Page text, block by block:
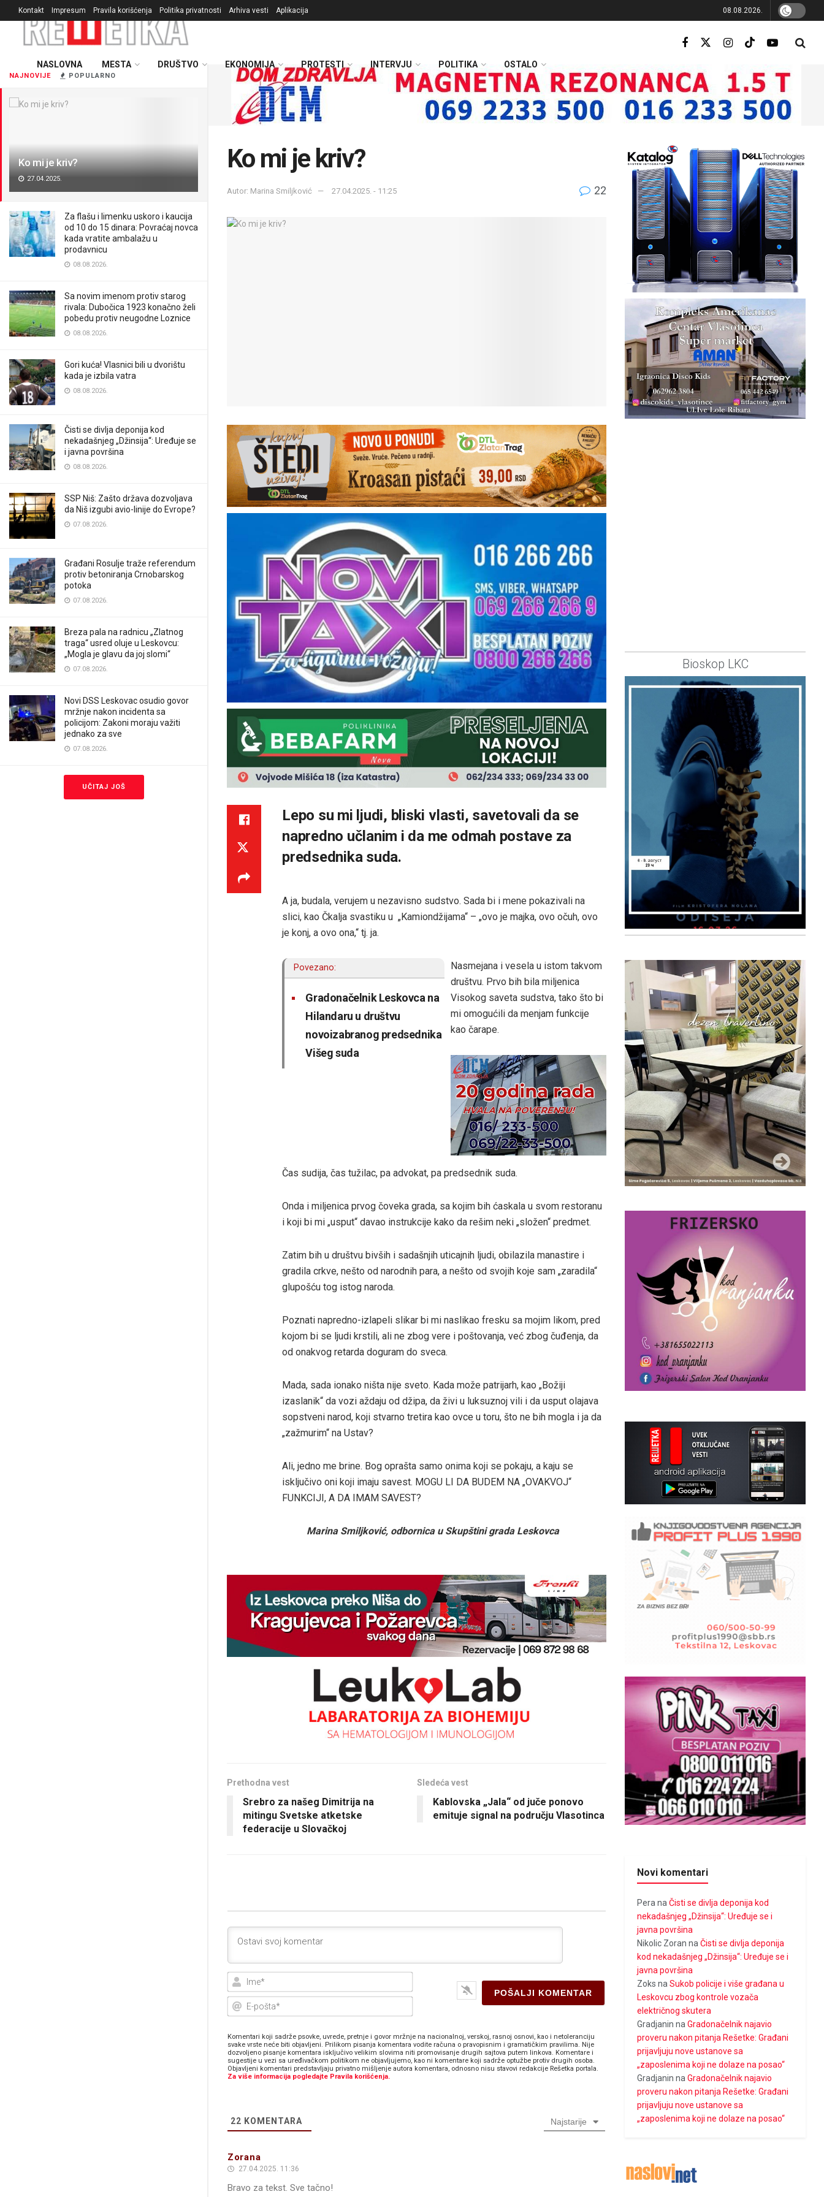
NAJNOVIJE POPULARNO
Ko mi je kriv?
27.04.2025.
Za flašu i limenku uskoro i kaucija
od 10 do 15 dinara: Povraćaj novca
kada vratite ambalažu u
prodavnicu
08.08.2026.
Sa novim imenom protiv starog
rivala: Dubočica 1923 konačno želi
pobedu protiv neugodne Loznice
08.08.2026.
Gori kuća! Vlasnici bili u dvorištu
kada je izbila vatra
08.08.2026.
Čisti se divlja deponija kod
nekadašnjeg „Džinsija“: Uređuje se
i javna površina
08.08.2026.
SSP Niš: Zašto država dozvoljava
da Niš izgubi avio-linije do Evrope?
07.08.2026.
Građani Rosulje traže referendum
protiv betoniranja Crnobarskog
potoka
07.08.2026.
Breza pala na radnicu „Zlatnog
traga“ usred oluje u Leskovcu:
„Mogla je glavu da joj slomi“
07.08.2026.
Novi DSS Leskovac osudio govor
mržnje nakon incidenta sa
policijom: Zakoni moraju važiti
jednako za sve
07.08.2026.
UČITAJ JOŠ
Kontakt Impresum Pravila korišćenja Politika privatnosti Arhiva vesti Aplikacija 08.08.2026.
NASLOVNA MESTA DRUŠTVO EKONOMIJA PROTESTI INTERVJU POLITIKA OSTALO
Ko mi je kriv?
Autor: Marina Smiljković 27.04.2025. - 11:25 22
Lepo su mi ljudi, bliski vlasti, savetovali da se
napredno učlanim i da me odmah postave za
predsednika suda.
A ja, budala, verujem u nezavisno sudstvo. Sada bi i mene pokazivali na
slici, kao Čkalja svastiku u „Kamiondžijama“ – „ovo je majka, ovo očuh, ovo
je konj, a ovo ona,“ tj. ja.
Povezano:
Gradonačelnik Leskovca na
Hilandaru u društvu
novoizabranog predsednika
Višeg suda
Nasmejana i vesela u istom takvom
društvu. Prvo bih bila miljenica
Visokog saveta sudstva, tako što bi
mi omogućili da menjam funkcije
kao čarape.
Čas sudija, čas tužilac, pa advokat, pa predsednik suda.
Onda i miljenica prvog čoveka grada, sa kojim bih ćaskala u svom restoranu
i koji bi mi „usput“ davao instrukcije kako da rešim neki „složen“ predmet.
Zatim bih u društvu bivših i sadašnjih uticajnih ljudi, obilazila manastire i
gradila crkve, nešto od narodnih para, a nešto od svojih koje sam „zaradila“
glupošću tog istog naroda.
Poznati napredno-izlapeli slikar bi mi naslikao fresku sa mojim likom, pred
kojom bi se ljudi krstili, ali ne zbog vere i poštovanja, već zbog čuđenja, da
od onakvog retarda doguram do sveca.
Mada, sada ionako ništa nije sveto. Kada može patrijarh, kao „Božiji
izaslanik“ da vozi aždaju od džipa, da živi u luksuznoj vili i da usput olajava
sopstveni narod, koji stvarno tretira kao ovce u toru, što ne bih mogla i ja da
„zažmurim“ na Ustav?
Ali, jedno me brine. Bog oprašta samo onima koji se pokaju, a kaju se
isključivo oni koji imaju savest. MOGU LI DA BUDEM NA „OVAKVOJ“
FUNKCIJI, A DA IMAM SAVEST?
Marina Smiljković, odbornica u Skupštini grada Leskovca
Prethodna vest
Srebro za našeg Dimitrija na
mitingu Svetske atketske
federacije u Slovačkoj
Sledeća vest
Kablovska „Jala“ od juče ponovo
emituje signal na području Vlasotinca
Ime*
E-
Komentari koji sadrže psovke, uvrede, pretnje i govor mržnje na nacionalnoj, verskoj, rasnoj osnovi, kao i netoleranciju
svake vrste neće biti objavljeni. Prilikom pisanja komentara vodite računa o pravopisnim i gramatičkim pravilima. Nije
dozvoljeno pisanje komentara isključivo velikim slovima niti promovisanje drugih sajtova putem linkova. Komentare i
sugestije u vezi sa uređivačkom politikom ne objavljujemo, kao ni komentare koji sadrže optužbe protiv drugih osoba.
Objavljeni komentari predstavljaju privatno mišljenje autora komentara, odnosno nisu stavovi redakcije Rešetka portala.
Za više informacija pogledajte Pravila korišćenja.
22 KOMENTARA Najstarije
Zorana
27.04.2025. 11:36
Bravo za tekst. Sve tačno!
Bioskop LKC
Novi komentari
Pera naČisti se divlja deponija kod
nekadašnjeg „Džinsija“: Uređuje se i
javna površina
Nikolic Zoran naČisti se divlja deponija
kod nekadašnjeg „Džinsija“: Uređuje se i
javna površina
Zoks naSukob policije i više građana u
Leskovcu zbog kontrole vozača
električnog skutera
Gradjanin naGradonačelnik najavio
proveru nakon pitanja Rešetke: Građani
prijavljuju nove ustanove sa
„zaposlenima koji ne dolaze na posao“
Gradjanin naGradonačelnik najavio
proveru nakon pitanja Rešetke: Građani
prijavljuju nove ustanove sa
„zaposlenima koji ne dolaze na posao“